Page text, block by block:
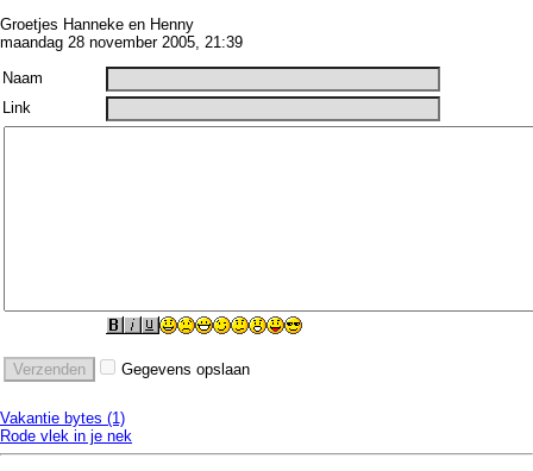
Groetjes Hanneke en Henny
maandag 28 november 2005, 21:39
Naam
Link
Gegevens opslaan
Vakantie bytes (1)
Rode vlek in je nek